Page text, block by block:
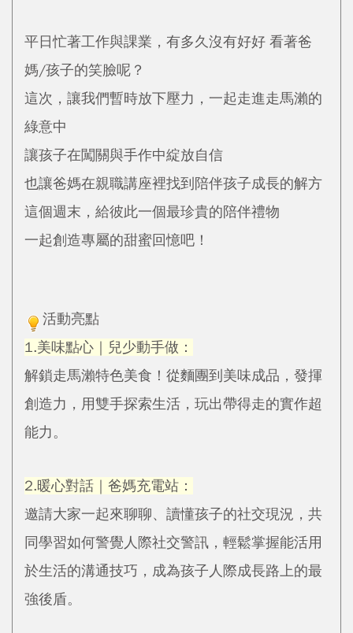
平日忙著工作與課業，有多久沒有好好 看著爸
媽/孩子的笑臉呢？
這次，讓我們暫時放下壓力，一起走進走馬瀨的
綠意中
讓孩子在闖關與手作中綻放自信
也讓爸媽在親職講座裡找到陪伴孩子成長的解方
這個週末，給彼此一個最珍貴的陪伴禮物
一起創造專屬的甜蜜回憶吧！
活動亮點
1.美味點心｜兒少動手做：
解鎖走馬瀨特色美食！從麵團到美味成品，發揮
創造力，用雙手探索生活，玩出帶得走的實作超
能力。
2.暖心對話｜爸媽充電站：
邀請大家一起來聊聊、讀懂孩子的社交現況，共
同學習如何警覺人際社交警訊，輕鬆掌握能活用
於生活的溝通技巧，成為孩子人際成長路上的最
強後盾。